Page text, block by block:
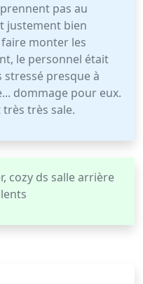
pas au
justement bien
monter les
le personnel était
stressé presque à
dommage pour eux.
très sale.
cozy ds salle arrière